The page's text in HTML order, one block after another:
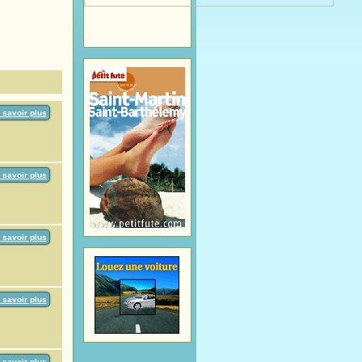
savoir plus
savoir plus
savoir plus
savoir plus